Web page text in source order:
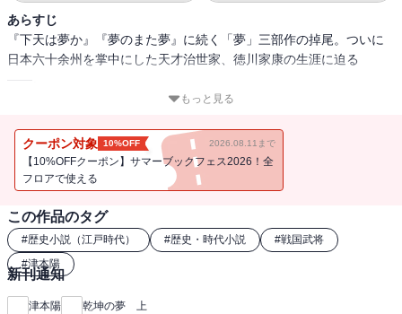
あらすじ
『下天は夢か』『夢のまた夢』に続く「夢」三部作の掉尾。ついに
日本六十余州を掌中にした天才治世家、徳川家康の生涯に迫る
千人。家康は秀吉の死を伏せたまま、全軍撤退させようと手だてを
講じるのだった。無事帰朝した大名たちの間に起こる対立を利用し
て、次第に勢力をのばす家康。戦機を待つ野戦の名将は、ついに五
開け。
もっと見る
クーポン対象 10%OFF 2026.08.11まで
【10%OFFクーポン】サマーブックフェス2026！全
フロアで使える
この作品のタグ
#歴史小説（江戸時代） #歴史・時代小説 #戦国武将
#津本陽
新刊通知
津本陽 乾坤の夢 上